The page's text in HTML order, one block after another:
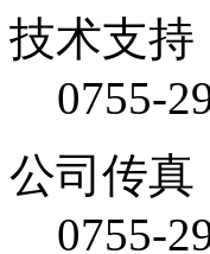
技术支持
0755-
公司传真
0755-